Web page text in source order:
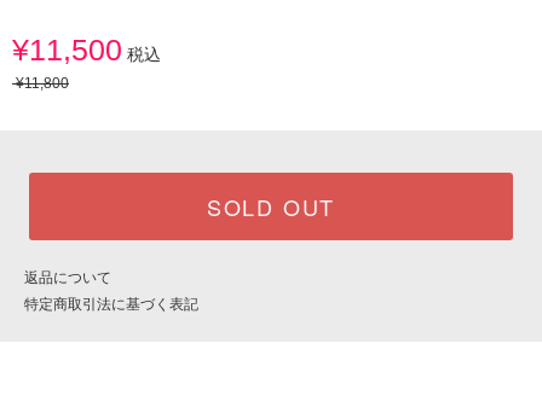
¥11,500 税込
¥11,800
SOLD OUT
返品について
特定商取引法に基づく表記